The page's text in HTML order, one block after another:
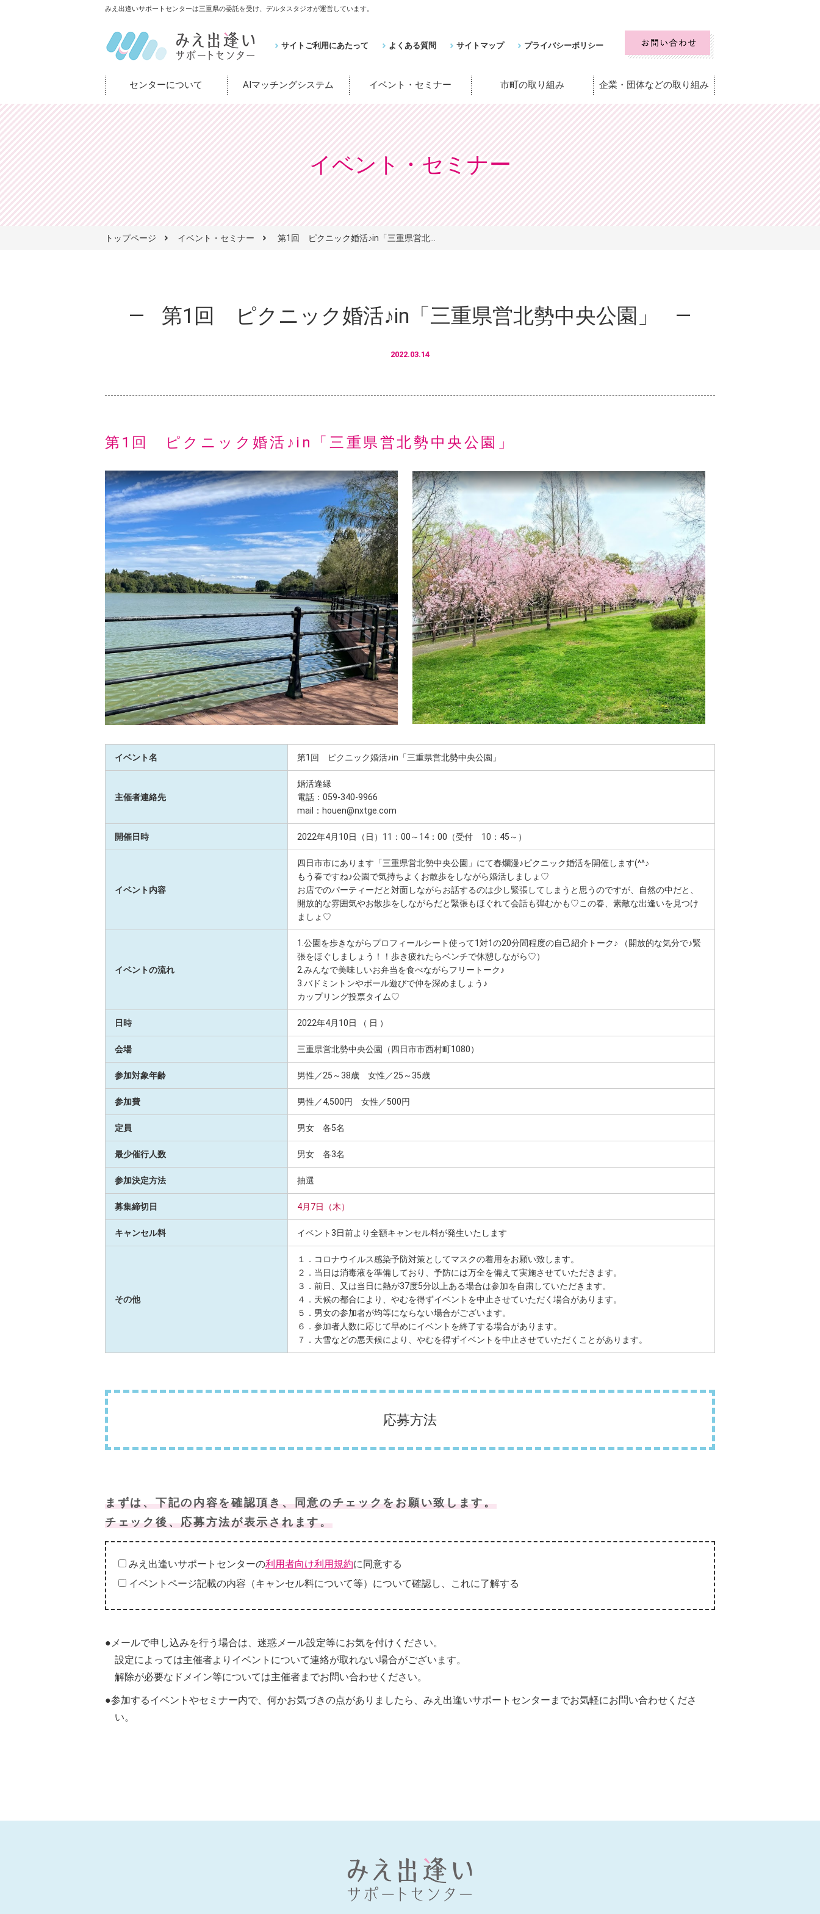
みえ出逢いサポートセンターは三重県の委託を受け、デルタスタジオが運営しています。
サイトご利用にあたって よくある質問 サイトマップ プライバシーポリシー
センターについて AIマッチングシステム イベント・セミナー 市町の取り組み 企業・団体などの取り組み
イベント・セミナー
トップページ イベント・セミナー 第1回 ピクニック婚活♪in「三重県営北...
第1回 ピクニック婚活♪in「三重県営北勢中央公園」
2022.03.14
第1回 ピクニック婚活♪in「三重県営北勢中央公園」
イベント名 第1回 ピクニック婚活♪in「三重県営北勢中央公園」
主催者連絡先
婚活逢縁
電話：059-340-9966
mail：houen@nxtge.com
開催日時 2022年4月10日（日）11：00～14：00（受付 10：45～）
イベント内容
四日市市にあります「三重県営北勢中央公園」にて春爛漫♪ピクニック婚活を開催します(^^♪
もう春ですね♪公園で気持ちよくお散歩をしながら婚活しましょ♡
お店でのパーティーだと対面しながらお話するのは少し緊張してしまうと思うのですが、自然の中だと、
開放的な雰囲気やお散歩をしながらだと緊張もほぐれて会話も弾むかも♡この春、素敵な出逢いを見つけ
ましょ♡
イベントの流れ
1.公園を歩きながらプロフィールシート使って1対1の20分間程度の自己紹介トーク♪ （開放的な気分で♪緊
張をほぐしましょう！！歩き疲れたらベンチで休憩しながら♡）
2.みんなで美味しいお弁当を食べながらフリートーク♪
3.バドミントンやボール遊びで仲を深めましょう♪
カップリング投票タイム♡
日時 2022年4月10日 （ 日 ）
会場 三重県営北勢中央公園（四日市市西村町1080）
参加対象年齢 男性／25～38歳 女性／25～35歳
参加費 男性／4,500円 女性／500円
定員 男女 各5名
最少催行人数 男女 各3名
参加決定方法 抽選
募集締切日 4月7日（木）
キャンセル料 イベント3日前より全額キャンセル料が発生いたします
その他
１．コロナウイルス感染予防対策としてマスクの着用をお願い致します。
２．当日は消毒液を準備しており、予防には万全を備えて実施させていただきます。
３．前日、又は当日に熱が37度5分以上ある場合は参加を自粛していただきます。
４．天候の都合により、やむを得ずイベントを中止させていただく場合があります。
５．男女の参加者が均等にならない場合がございます。
６．参加者人数に応じて早めにイベントを終了する場合があります。
７．大雪などの悪天候により、やむを得ずイベントを中止させていただくことがあります。
応募方法
まずは、下記の内容を確認頂き、同意のチェックをお願い致します。
チェック後、応募方法が表示されます。
みえ出逢いサポートセンターの利用者向け利用規約に同意する
イベントページ記載の内容（キャンセル料について等）について確認し、これに了解する
●メールで申し込みを行う場合は、迷惑メール設定等にお気を付けください。
設定によっては主催者よりイベントについて連絡が取れない場合がございます。
解除が必要なドメイン等については主催者までお問い合わせください。
●参加するイベントやセミナー内で、何かお気づきの点がありましたら、みえ出逢いサポートセンターまでお気軽にお問い合わせくださ
い。